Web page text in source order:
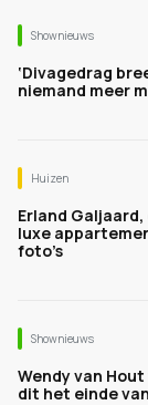
Shownieuws
‘Divagedrag
niemand meer
Huizen
Erland
luxe
foto’s
Shownieuws
Wendy van
dit het einde